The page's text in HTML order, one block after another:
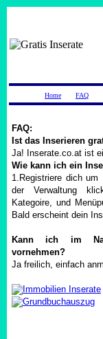
Home FAQ
FAQ:
Ist das Inserieren
Ja! Inserate.co.at ist
Wie kann ich ein
1.Registriere dich um
der Verwaltung
Kategoire, und
Bald erscheint dein
Kann ich im
vornehmen?
Ja freilich, einfach